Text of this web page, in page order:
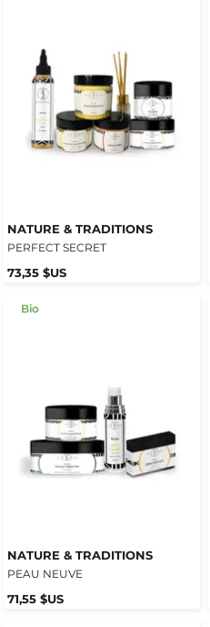
NATURE & TRADITIONS
PERFECT SECRET
73,35 $US
Bio
NATURE & TRADITIONS
PEAU NEUVE
71,55 $US